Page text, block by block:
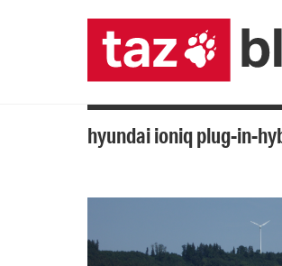
hyundai ioniq plug-in-